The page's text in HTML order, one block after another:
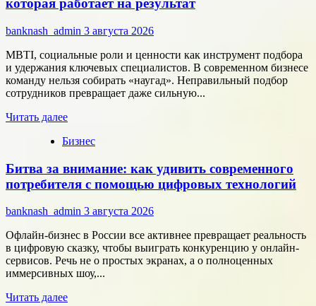
развивает
сотрудничество
с
центрами
разработки
в
области
микроэлектроники
которая работает на результат
banknash_admin 3 августа 2026
MBTI, социальные роли и ценности как инструмент подбора
и удержания ключевых специалистов. В современном бизнесе
команду нельзя собирать «наугад». Неправильный подбор
сотрудников превращает даже сильную...
Читать далееПрочитать
о
сотрудников:
как
собрать
команду,
которая
работает
на
результат
Бизнес
Битва за внимание: как удивить современного
потребителя с помощью цифровых технологий
banknash_admin 3 августа 2026
Офлайн-бизнес в России все активнее превращает реальность
в цифровую сказку, чтобы выиграть конкуренцию у онлайн-
сервисов. Речь не о простых экранах, а о полноценных
иммерсивных шоу,...
Читать далееПрочитать